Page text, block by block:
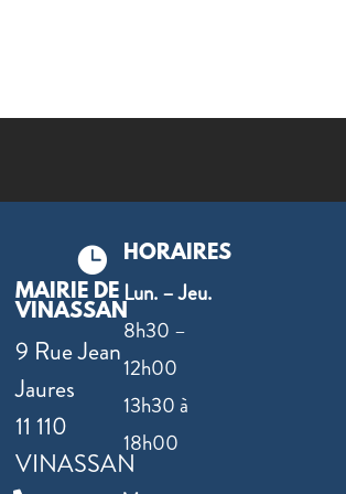
MAIRIE DE
VINASSAN
9 Rue Jean
Jaures
11 110
VINASSAN
 HORAIRES
Lun. – Jeu.
8h30 –
12h00
13h30 à
18h00